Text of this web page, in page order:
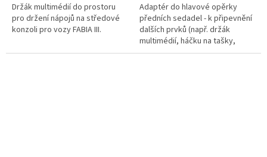
Držák multimédií do prostoru
pro držení nápojů na středové
konzoli pro vozy FABIA III.
Adaptér do hlavové opěrky
předních sedadel - k připevnění
dalších prvků (např. držák
multimédií, háčku na tašky,
ramínko na sako...) Omezení: